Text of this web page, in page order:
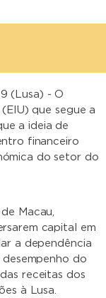
(Lusa) - O
que segue a
a ideia de
financeiro
do setor do
Macau,
capital em
a dependência
do
receitas dos
à Lusa.